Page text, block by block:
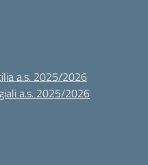
a.s. 2025/2026
a.s. 2025/2026